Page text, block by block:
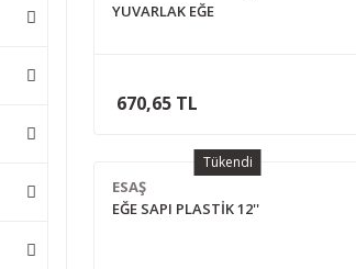
YUVARLAK EĞE
670,65 TL
Tükendi
ESAŞ
EĞE SAPI PLASTİK 12''